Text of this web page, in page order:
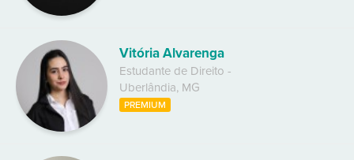
Vitória Alvarenga
Estudante de Direito -
Uberlândia, MG
PREMIUM